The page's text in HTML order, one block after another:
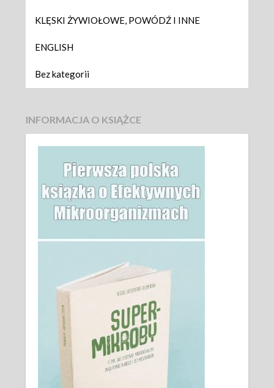
KLĘSKI ŻYWIOŁOWE, POWÓDŹ I INNE
ENGLISH
Bez kategorii
INFORMACJA O KSIĄŻCE